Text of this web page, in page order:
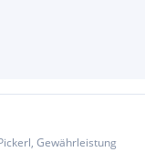
Gewährleistung